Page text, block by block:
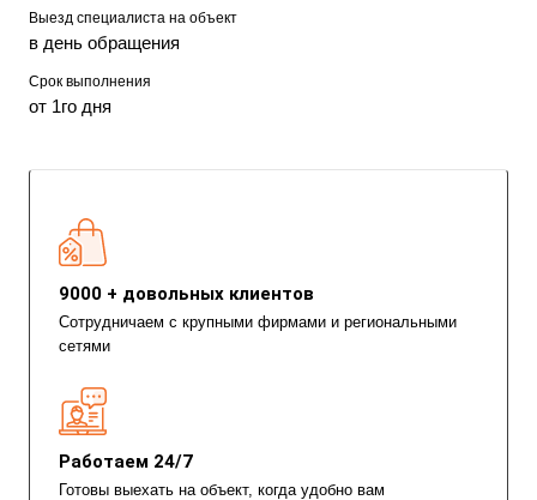
Выезд специалиста на объект
в день обращения
Срок выполнения
от 1го дня
9000 + довольных клиентов
Сотрудничаем с крупными фирмами и региональными
сетями
Работаем 24/7
Готовы выехать на объект, когда удобно вам